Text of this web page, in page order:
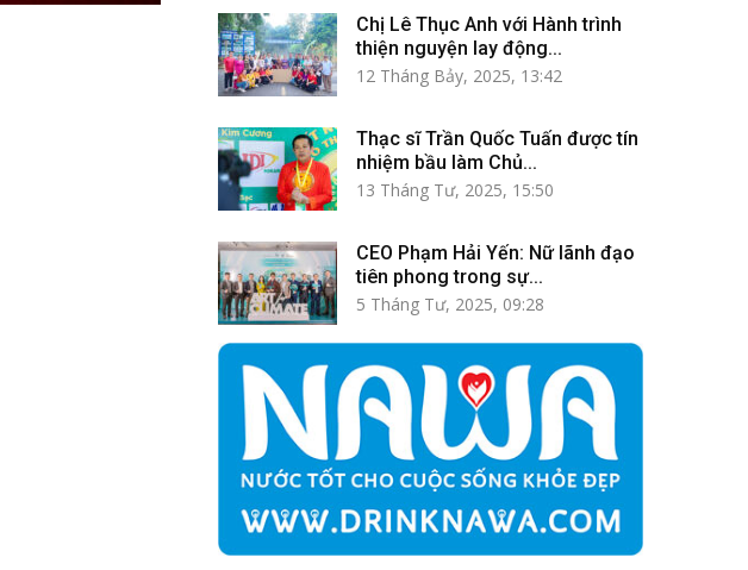
Chị Lê Thục Anh với Hành trình
thiện nguyện lay động...
12 Tháng Bảy, 2025, 13:42
Thạc sĩ Trần Quốc Tuấn được tín
nhiệm bầu làm Chủ...
13 Tháng Tư, 2025, 15:50
CEO Phạm Hải Yến: Nữ lãnh đạo
tiên phong trong sự...
5 Tháng Tư, 2025, 09:28